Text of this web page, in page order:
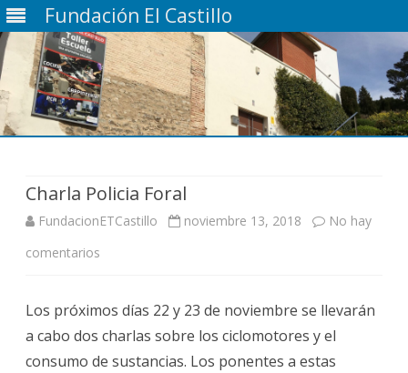
Fundación El Castillo
Charla Policia Foral
FundacionETCastillo noviembre 13, 2018
No hay
comentarios
Policia
Los próximos días 22 y 23 de noviembre se llevarán
a cabo dos charlas sobre los ciclomotores y el
consumo de sustancias. Los ponentes a estas